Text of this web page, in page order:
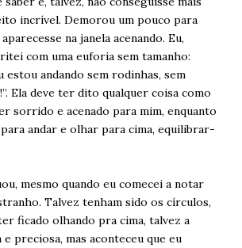
incrível. Demorou um pouco para
na janela acenando. Eu,
com uma euforia sem tamanho:
estou andando sem rodinhas, sem
Ela deve ter dito qualquer coisa como
sorrido e acenado para mim, enquanto
andar e olhar para cima, equilibrar-
mesmo quando eu comecei a notar
Talvez tenham sido os círculos,
ficado olhando pra cima, talvez a
preciosa, mas aconteceu que eu